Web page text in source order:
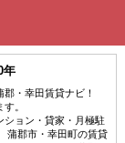
年
・幸田賃貸ナビ！
。
ション・貸家・月極駐
蒲郡市・幸田町の賃貸